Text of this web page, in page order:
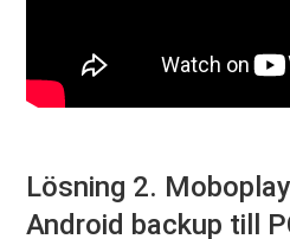
Lösning 2.
Android backup till